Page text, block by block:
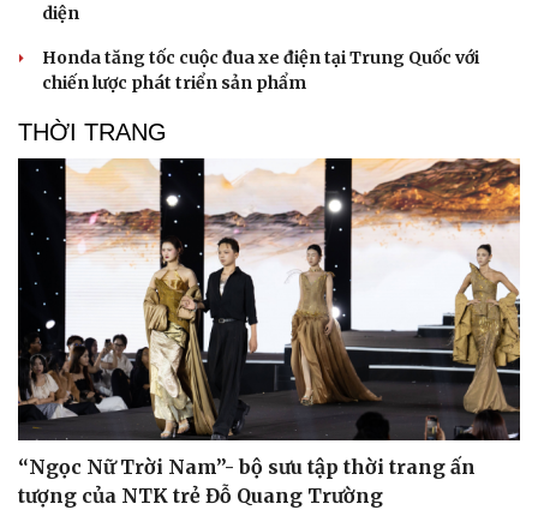
diện
Honda tăng tốc cuộc đua xe điện tại Trung Quốc với
chiến lược phát triển sản phẩm
THỜI TRANG
“Ngọc Nữ Trời Nam”- bộ sưu tập thời trang ấn
tượng của NTK trẻ Đỗ Quang Trường